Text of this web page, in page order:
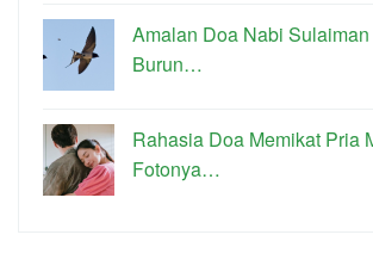
Amalan Doa Nabi
Burun…
Rahasia Doa Memikat Pria
Fotonya…